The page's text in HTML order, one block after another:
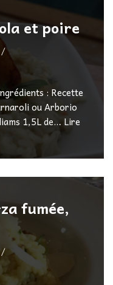
et poire
: Recette
ou Arborio
1,5L de… Lire
fumée,